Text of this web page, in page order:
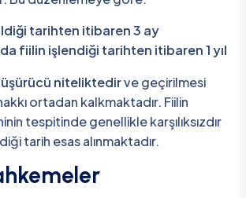
tarihten itibaren 3 ay
fiilin işlendiği tarihten itibaren 1 yıl
niteliktedirve geçirilmesi
ortadan kalkmaktadır. Fiilin
tespitinde genellikle karşılıksızdır
tarih esas alınmaktadır.